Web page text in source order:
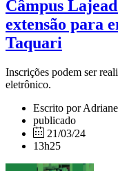
Câmpus
extensão para
Taquari
Inscrições podem ser
eletrônico.
Escrito por
publicado
21/03/24
13h25